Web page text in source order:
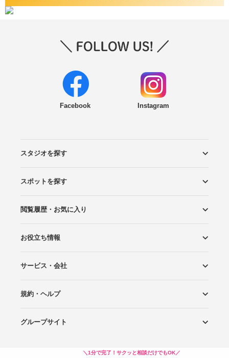
＼1分で完了！サクッと相談だけでもOK／
Facebook Instagram
スタジオを探す
エリアから探す
こだわりから探す
NEW PHOTO STYLE
プランから探す
フォトタイプ診断
フォトグラファーから探す
国内リゾートから探す
スポットを探す
ロケーションから探す
スタジオから探す
閲覧履歴・お気に入り
閲覧スタジオ
お気に入り
お役立ち情報
Wedding Photo マガジン
はじめてガイド
サービス・会社
Photoraitとは
スタジオの掲載について
お問い合わせ
運営会社
サイトマップ
規約・ヘルプ
プライバシーポリシー
利用規約
ヘルプ
グループサイト
Wedding Park 海外